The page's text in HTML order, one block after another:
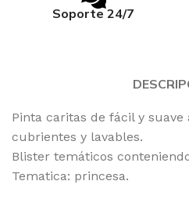
Soporte 24/7
Pinta caritas de fácil y suave
cubrientes y lavables.
Blister temáticos
Tematica: princesa.